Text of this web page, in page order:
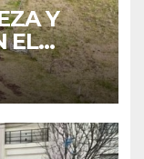
Y
EL